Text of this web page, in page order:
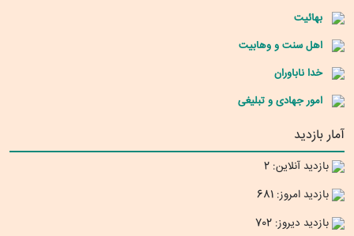
بهائیت
اهل سنت و وهابیت
خدا ناباوران
امور جهادی و تبلیغی
آمار بازدید
بازدید آنلاین: 2
بازدید امروز: 681
بازدید دیروز: 702